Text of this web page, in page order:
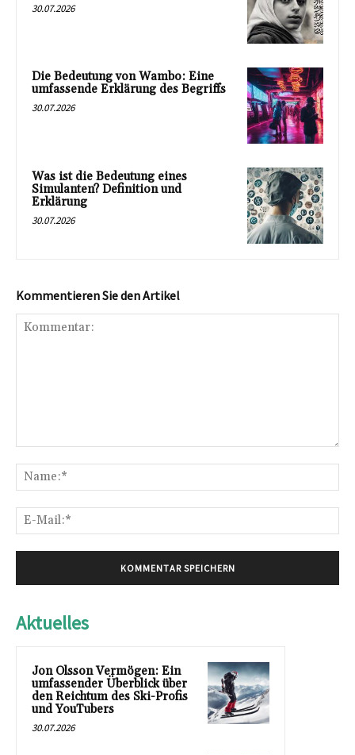
30.07.2026
Die Bedeutung von Wambo: Eine
umfassende Erklärung des Begriffs
30.07.2026
Was ist die Bedeutung eines
Simulanten? Definition und
Erklärung
30.07.2026
Kommentieren Sie den Artikel
Aktuelles
Jon Olsson Vermögen: Ein
umfassender Überblick über
den Reichtum des Ski-Profis
und YouTubers
30.07.2026